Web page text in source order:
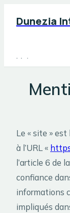
Dunezia
Maison
Déco
Le « site »
à l’URL «
l’article 6 de
confiance
informations
impliqués